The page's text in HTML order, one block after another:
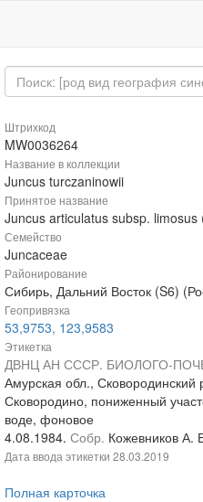
Штрихкод
MW0036264
Название в коллекции
Juncus turczaninowii
Принятое название
Juncus articulatus subsp.
Семейство
Juncaceae
Районирование
Сибирь, Дальний Восток (S6)
Геопривязка
53,9753, 123,9583
Этикетка
ДВНЦ АН СССР. БИОЛОГО-
Амурская обл., Сковородинский
Сковородино, пониженный
воде, фоновое
4.08.1984. Собр. Кожевников А.
Дата ввода этикетки 28.03.2019
Полная карточка